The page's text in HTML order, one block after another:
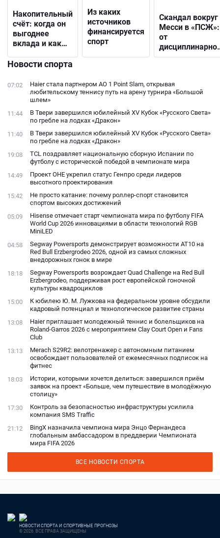
Накопительный
счёт: когда он
выгоднее
вклада и как
подходящий
Из каких
источников
финансируется
спорт
Скандал вокруг
Месси в «ПСЖ»:
от
решения до
фанатами
Новости спорта
07:02
Haier стала партнером AO 1 Point Slam, открывая
любительскому теннису путь на арену турнира «Большой
шлем»
11:44
В Твери завершился юбилейный XV Кубок «Русского Света»
по гребле на лодках «Дракон»
11:40
В Твери завершился юбилейный XV Кубок «Русского Света»
по гребле на лодках «Дракон»
19:08
TCL поздравляет национальную сборную Испании по
футболу с исторической победой в чемпионате мира
14:49
Проект ОНЕ укрепил статус Генпро среди лидеров
высотного проектирования
15:42
Не просто катание: почему роллер-спорт становится
спортом высоких достижений
05:09
Hisense отмечает старт чемпионата мира по футболу FIFA
World Cup 2026 инновациями в области технологий RGB
MiniLED
04:58
Segway Powersports демонстрирует возможности AT10 на
Red Bull Erzbergrodeo 2026, одной из самых сложных
внедорожных гонок в мире
18:18
Segway Powersports возрождает Quad Challenge на Red Bull
Erzbergrodeo, поддерживая рост европейской гоночной
культуры квадроциклов
15:00
К юбилею Ю. М. Лужкова на федеральном уровне обсудили
кадровый потенциал и технологическое развитие страны
13:08
Haier приглашает молодежный теннис и болельщиков на
Roland-Garros 2026 с мероприятием Clay Court Open и Fans
Club
13:13
Merach S29R2: велотренажер с автономным питанием
освобождает пользователей от ежемесячных подписок на
фитнес
18:03
Истории, которыми хочется делиться: завершился приём
заявок на проект «Больше, чем путешествие в молодёжную
столицу»
17:30
Контроль за безопасностью инфраструктуры усилила
компания SMS Traffic
21:12
BingX назначила чемпиона мира Энцо Фернандеса
глобальным амбассадором в преддверии Чемпионата
мира FIFA 2026
ВСЕ НОВОСТИ СПОРТА
НОВОСТИ СПОРТА И СПОРТИВНЫЕ ПРОГНОЗЫ
© 2026. ВСЕ ПРАВА ЗАЩИЩЕНЫ